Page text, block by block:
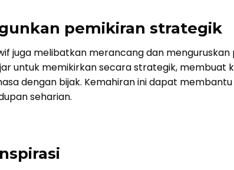
pemikiran strategik
juga melibatkan merancang dan
untuk memikirkan secara strategik, membuat
dengan bijak. Kemahiran ini dapat
seharian.